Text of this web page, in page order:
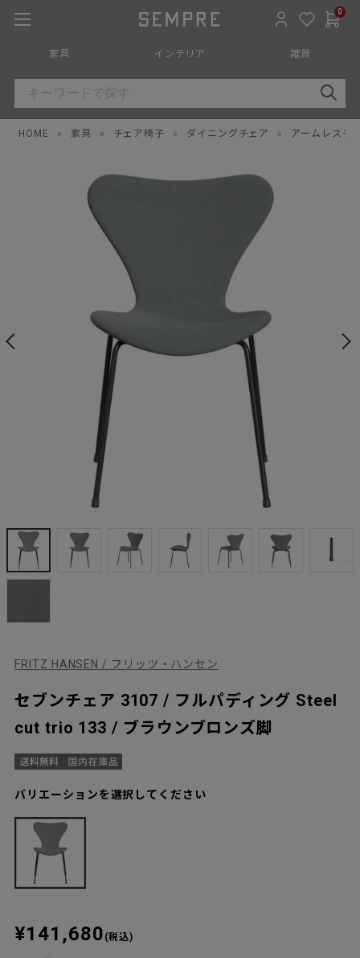
0
家具 インテリア 雑貨
HOME » 家具 » チェア椅子 » ダイニングチェア » アームレスチ
FRITZ HANSEN / フリッツ・ハンセン
セブンチェア 3107 / フルパディング Steel
cut trio 133 / ブラウンブロンズ脚
バリエーションを選択してください
¥141,680 (税込)